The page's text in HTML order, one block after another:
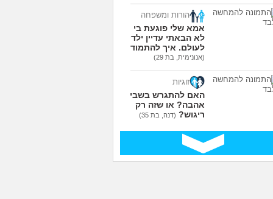
הורות ומשפחה
אמא שלי פוגעת בי כי
לא הבאתי עדיין ילדים
לעולם. איך להתמודד?
(אנונימית, בת 29)
זוגיות
האם להתגרש בשביל
אהבה? או שזה רק
ריגוש? (דנה, בת 35)